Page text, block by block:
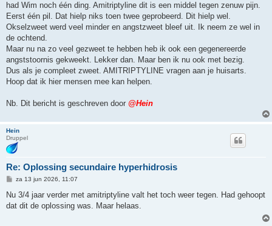
had Wim noch één ding. Amitriptyline dit is een middel tegen zenuw pijn.
Eerst één pil. Dat hielp niks toen twee geprobeerd. Dit hielp wel.
Okselzweet werd veel minder en angstzweet bleef uit. Ik neem ze wel in
de ochtend.
Maar nu na zo veel gezweet te hebben heb ik ook een gegenereerde
angststoornis gekweekt. Lekker dan. Maar ben ik nu ook met bezig.
Dus als je compleet zweet. AMITRIPTYLINE vragen aan je huisarts.
Hoop dat ik hier mensen mee kan helpen.
Nb. Dit bericht is geschreven door @Hein
Hein
Druppel
Re: Oplossing secundaire hyperhidrosis
B
r
c
za 13 jun 2026, 11:07
Nu 3/4 jaar verder met amitriptyline valt het toch weer tegen. Had gehoopt
dat dit de oplossing was. Maar helaas.